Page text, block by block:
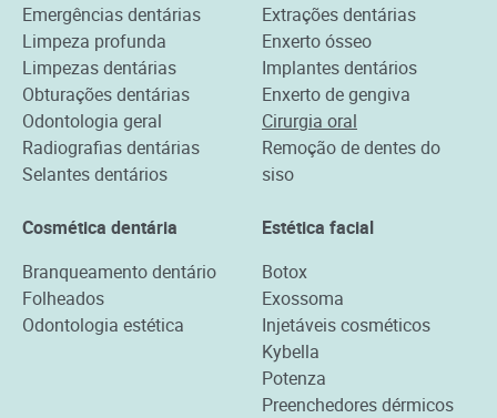
Emergências dentárias
Limpeza profunda
Limpezas dentárias
Obturações dentárias
Odontologia geral
Radiografias dentárias
Selantes dentários
Extrações dentárias
Enxerto ósseo
Implantes dentários
Enxerto de gengiva
Cirurgia oral
Remoção de dentes do
siso
Cosmética dentária
Branqueamento dentário
Folheados
Odontologia estética
Estética facial
Botox
Exossoma
Injetáveis cosméticos
Kybella
Potenza
Preenchedores dérmicos